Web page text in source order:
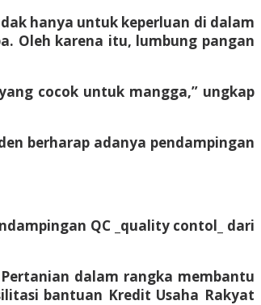
hanya untuk keperluan di dalam
Oleh karena itu, lumbung pangan
cocok untuk mangga,” ungkap
berharap adanya pendampingan
QC _quality contol_ dari
dalam rangka membantu
bantuan Kredit Usaha Rakyat